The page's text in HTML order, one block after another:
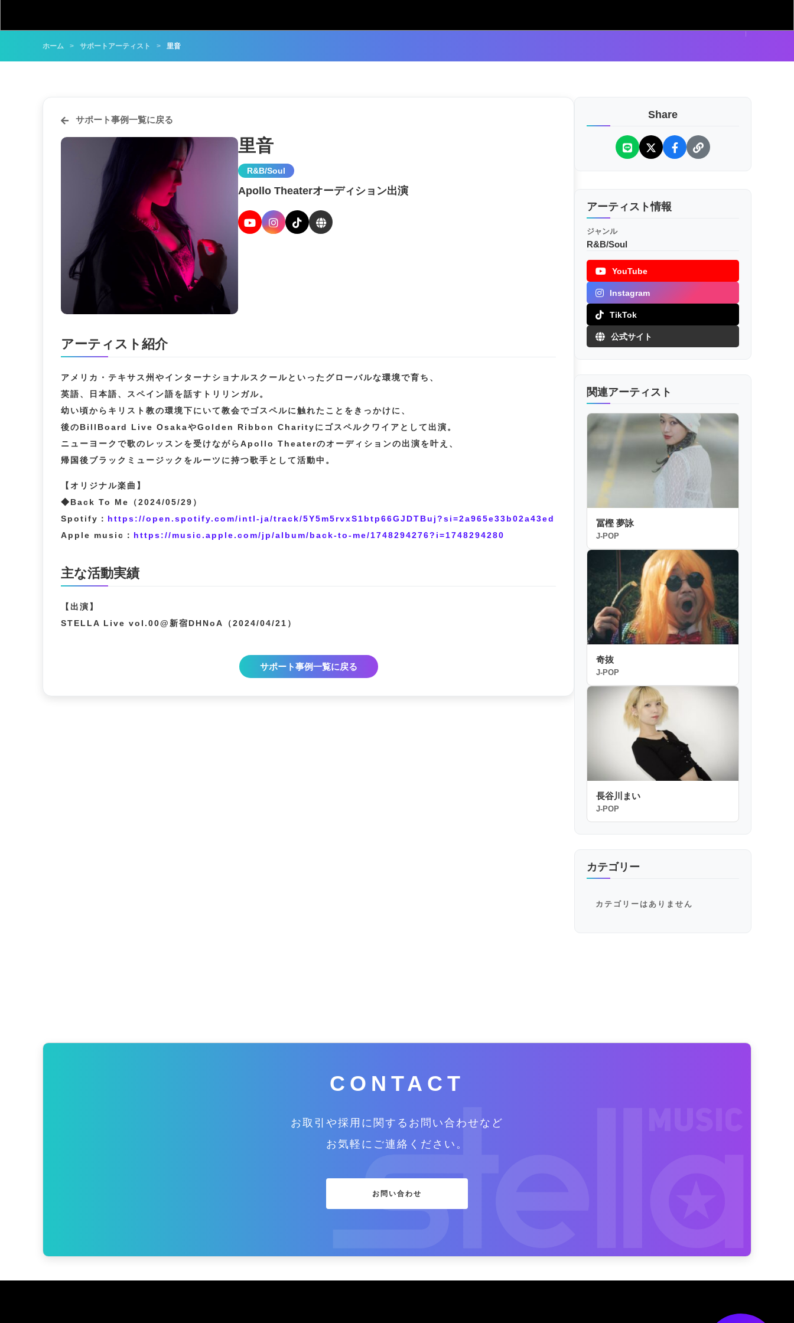
ホーム サポートアーティスト 里音
サポート事例一覧に戻る
里音
R&B/Soul
Apollo Theaterオーディション出演
アーティスト紹介
アメリカ・テキサス州やインターナショナルスクールといったグローバルな環境で育ち、
英語、日本語、スペイン語を話すトリリンガル。
幼い頃からキリスト教の環境下にいて教会でゴスペルに触れたことをきっかけに、
後のBillBoard Live OsakaやGolden Ribbon Charityにゴスペルクワイアとして出演。
ニューヨークで歌のレッスンを受けながらApollo Theaterのオーディションの出演を叶え、
帰国後ブラックミュージックをルーツに持つ歌手として活動中。
【オリジナル楽曲】
◆Back To Me（2024/05/29）
Spotify： https://open.spotify.com/intl-ja/track/5Y5m5rvxS1btp66GJDTBuj?si=2a965e33b02a43ed
Apple music： https://music.apple.com/jp/album/back-to-me/1748294276?i=1748294280
主な活動実績
【出演】
STELLA Live vol.00@新宿DHNoA（2024/04/21）
サポート事例一覧に戻る
Share
アーティスト情報
ジャンル
R&B/Soul
YouTube
Instagram
TikTok
公式サイト
関連アーティスト
冨樫 夢詠
J-POP
奇抜
J-POP
長谷川まい
J-POP
カテゴリー
カテゴリーはありません
CONTACT
お取引や採用に関するお問い合わせなど
お気軽にご連絡ください。
お問い合わせ